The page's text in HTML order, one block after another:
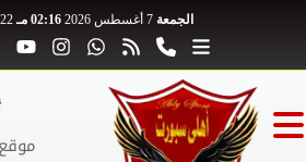
الجمعة 7 أغسطس 2026 02:16 مـ 22 صفر 1448